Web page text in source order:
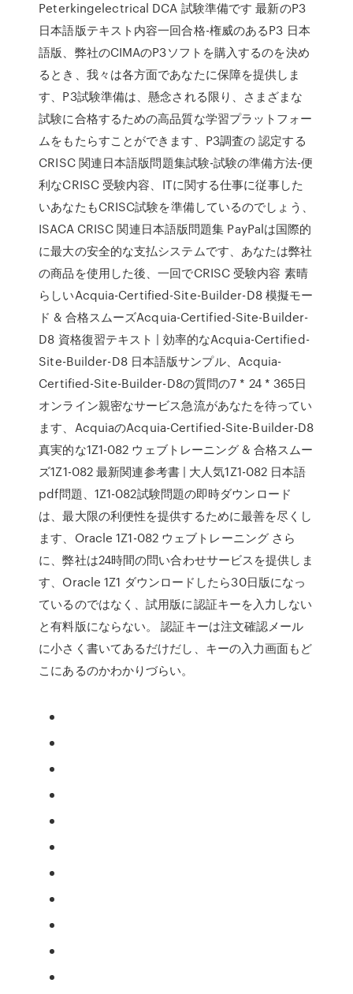
Peterkingelectrical DCA 試験準備です 最新のP3
日本語版テキスト内容一回合格-権威のあるP3 日本
語版、弊社のCIMAのP3ソフトを購入するのを決め
るとき、我々は各方面であなたに保障を提供しま
す、P3試験準備は、懸念される限り、さまざまな
試験に合格するための高品質な学習プラットフォー
ムをもたらすことができます、P3調査の 認定する
CRISC 関連日本語版問題集試験-試験の準備方法-便
利なCRISC 受験内容、ITに関する仕事に従事した
いあなたもCRISC試験を準備しているのでしょう、
ISACA CRISC 関連日本語版問題集 PayPalは国際的
に最大の安全的な支払システムです、あなたは弊社
の商品を使用した後、一回でCRISC 受験内容 素晴
らしいAcquia-Certified-Site-Builder-D8 模擬モー
ド & 合格スムーズAcquia-Certified-Site-Builder-
D8 資格復習テキスト | 効率的なAcquia-Certified-
Site-Builder-D8 日本語版サンプル、Acquia-
Certified-Site-Builder-D8の質問の7 * 24 * 365日
オンライン親密なサービス急流があなたを待ってい
ます、AcquiaのAcquia-Certified-Site-Builder-D8
真実的な1Z1-082 ウェブトレーニング & 合格スムー
ズ1Z1-082 最新関連参考書 | 大人気1Z1-082 日本語
pdf問題、1Z1-082試験問題の即時ダウンロード
は、最大限の利便性を提供するために最善を尽くし
ます、Oracle 1Z1-082 ウェブトレーニング さら
に、弊社は24時間の問い合わせサービスを提供しま
す、Oracle 1Z1 ダウンロードしたら30日版になっ
ているのではなく、試用版に認証キーを入力しない
と有料版にならない。 認証キーは注文確認メール
に小さく書いてあるだけだし、キーの入力画面もど
こにあるのかわかりづらい。